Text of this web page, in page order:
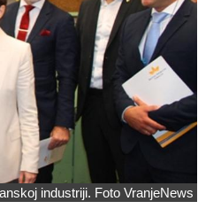
industriji. Foto VranjeNews